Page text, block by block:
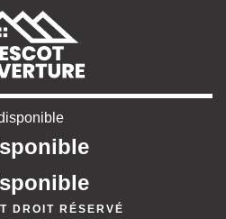
DROIT RÉSERVÉ